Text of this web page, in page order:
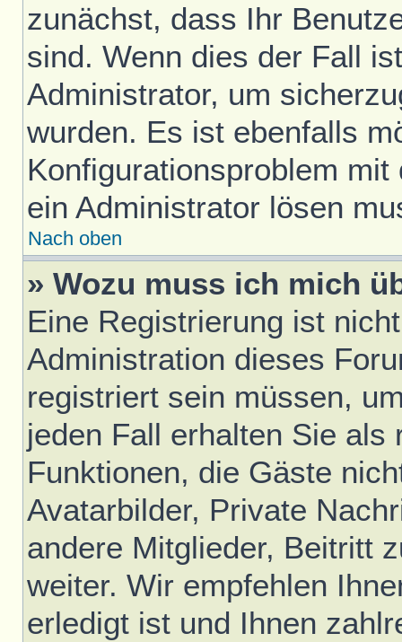
zunächst, dass Ihr
sind. Wenn dies der Fall
Administrator, um
wurden. Es ist ebenfalls
Konfigurationsproblem
ein Administrator lösen
Nach oben
» Wozu muss ich mich
Eine Registrierung ist
Administration dieses
registriert sein müssen,
jeden Fall erhalten Sie
Funktionen, die Gäste
Avatarbilder, Private
andere Mitglieder, Beitritt
weiter. Wir empfehlen
erledigt ist und Ihnen